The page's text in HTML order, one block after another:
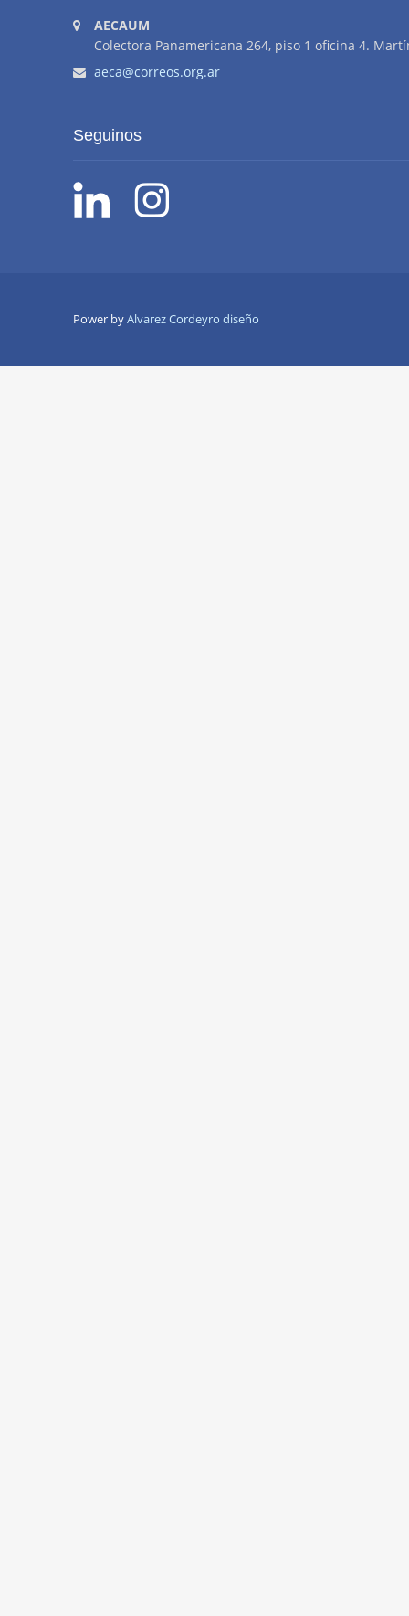
AECAUM
Colectora Panamericana 264, piso 1 oficina 4.
aeca@correos.org.ar
Seguinos
Power byAlvarez Cordeyro diseño